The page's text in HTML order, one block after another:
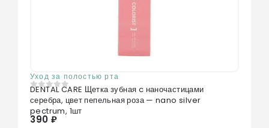
Уход за полостью рта
0из 5
DENTAL CARE Щетка зубная c наночастицами
серебра, цвет пепельная роза — nano silver
pectrum, 1шт
390 ₽